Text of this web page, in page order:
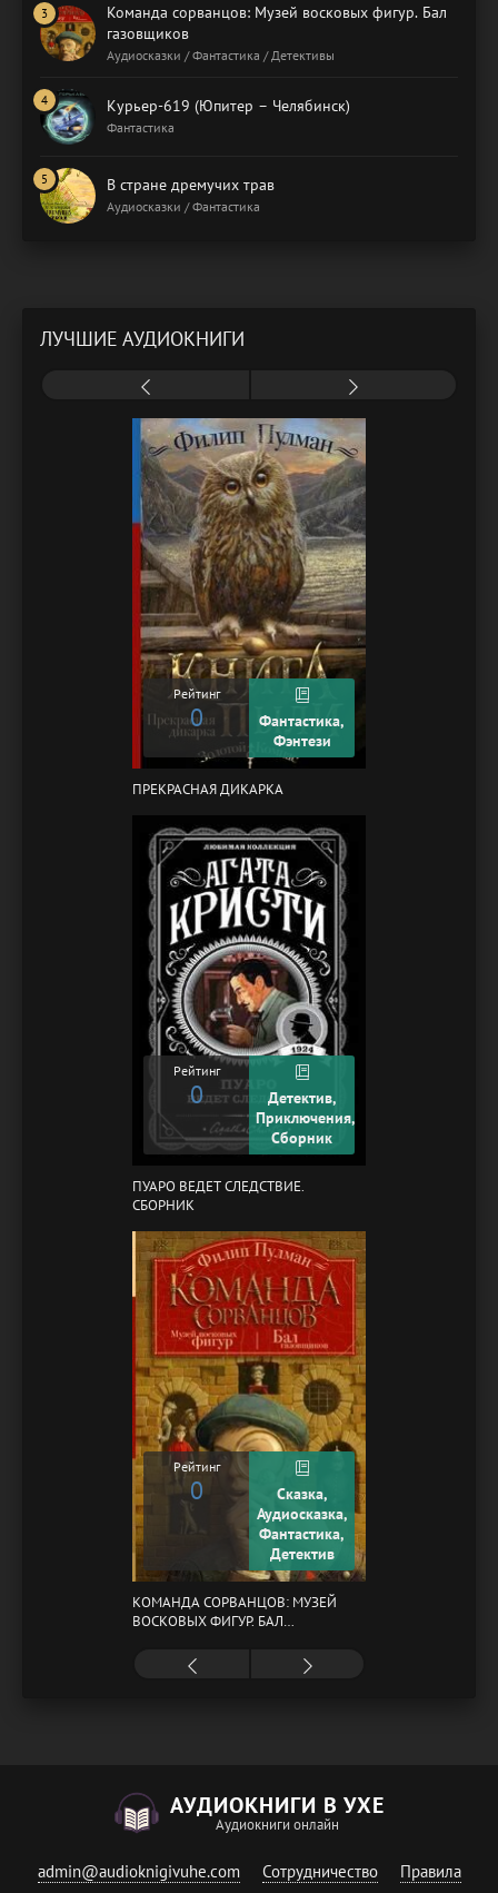
Команда сорванцов: Музей восковых фигур. Бал
газовщиков
Аудиосказки / Фантастика / Детективы
Курьер-619 (Юпитер – Челябинск)
Фантастика
В стране дремучих трав
Аудиосказки / Фантастика
ЛУЧШИЕ АУДИОКНИГИ
Рейтинг
0
Фантастика,
Фэнтези
ПРЕКРАСНАЯ ДИКАРКА
Рейтинг
0
Детектив,
Приключения,
Сборник
ПУАРО ВЕДЕТ СЛЕДСТВИЕ.
СБОРНИК
Рейтинг
0
Сказка,
Аудиосказка,
Фантастика,
Детектив
КОМАНДА СОРВАНЦОВ: МУЗЕЙ
ВОСКОВЫХ ФИГУР. БАЛ
АУДИОКНИГИ В УХЕ
Аудиокниги онлайн
admin@audioknigivuhe.com Сотрудничество Правила